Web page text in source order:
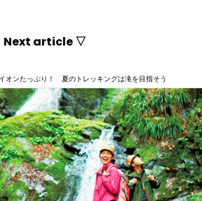
Next article ▽
オンたっぷり！ 夏のトレッキングは滝を目指そう